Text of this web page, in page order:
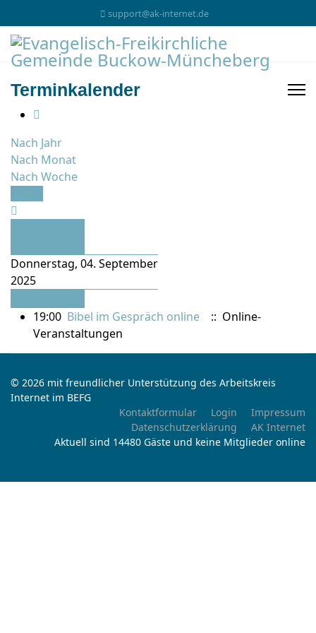
support@ak-internet.de
Terminkalender
Nach Jahr
Nach Monat
Nach Woche
Donnerstag, 04. September
2025
19:00 Bibel im Gespräch online
:: Online-
Veranstaltungen
© 2026 mit freundlicher Unterstützung des Arbeitskreis
Internet im BEFG
Kontaktformular
Login
Impressum
Datenschutzerklärung
AK Internet
Aktuell sind 14480 Gäste und keine Mitglieder online